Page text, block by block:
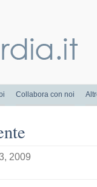
Collabora con noi
2009